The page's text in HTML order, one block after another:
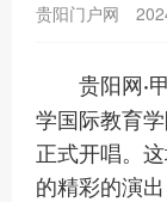
贵阳门户网
贵阳网·
学国际教育
正式开唱。
的精彩的演